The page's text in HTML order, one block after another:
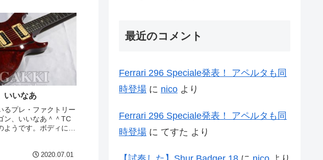
いいなあ
るプレ・ファクトリー
ン、いいなあ＾＾TC
ようです。ボディにち
のTC楽器さんのサン
2020.07.01
最近のコメント
Ferrari 296 Speciale発表！ アペルタも同
時登場 に nico より
Ferrari 296 Speciale発表！ アペルタも同
時登場 に てすた より